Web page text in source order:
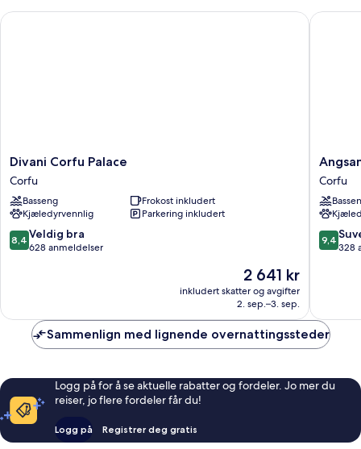
Divani
Corfu
Palace
Corfu
Divani Corfu Palace
Corfu
Basseng
Frokost inkludert
Kjæledyrvennlig
Parkering inkludert
8.4
av
anmeldelser
8,4 Veldig bra
628 anmeldelser
Prisen
er
2 641 kr
2 641 kr
inkludert skatter og avgifter
2. sep.–3. sep.
Divani Corfu Palace
Angsana
Corfu
Resort
&
Spa
Corfu
Corfu
9.4
av
9,4
328
Sammenlign med lignende overnattingssteder
Logg på for å se aktuelle rabatter og fordeler. Jo mer du
reiser, jo flere fordeler får du!
Logg på Registrer deg gratis